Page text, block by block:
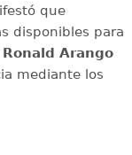
que
disponibles para
Ronald Arango
mediante los